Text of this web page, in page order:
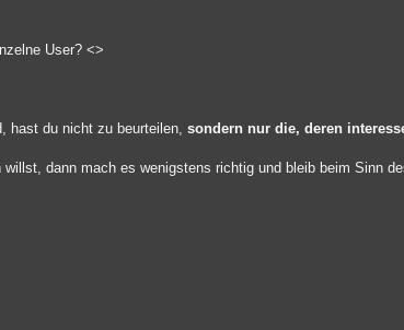
User? <>
hast du nicht zu beurteilen,sondern nur die, deren
dann mach es wenigstens richtig und bleib beim Sinn